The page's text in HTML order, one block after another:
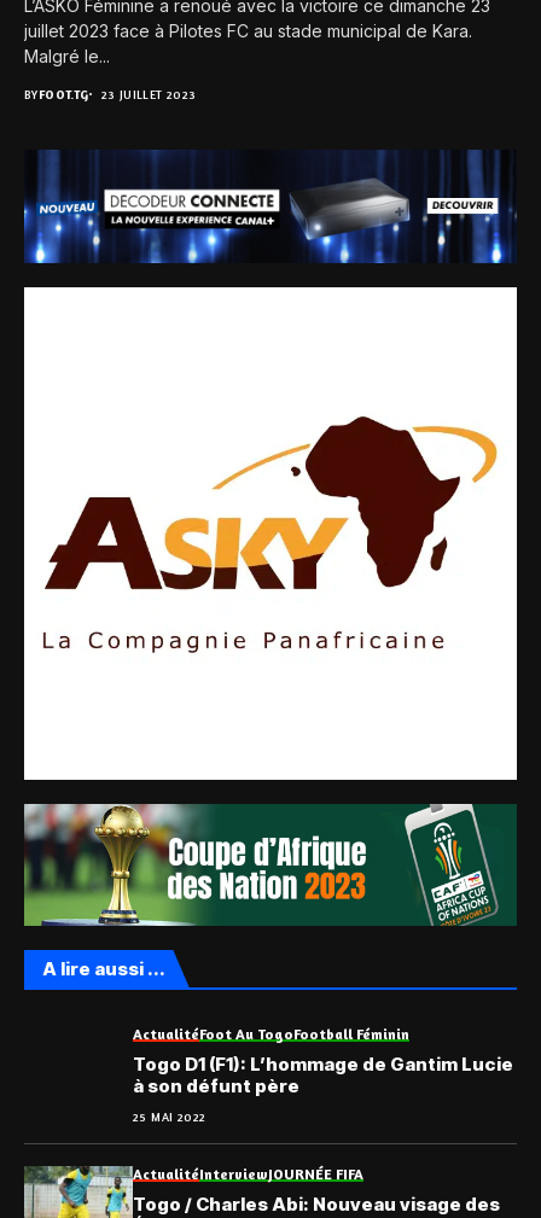
L’ASKO Féminine a renoué avec la victoire ce dimanche 23
juillet 2023 face à Pilotes FC au stade municipal de Kara.
Malgré le...
BYFOOT.TG 23 JUILLET 2023
A lire aussi ...
ActualitéFoot Au TogoFootball Féminin
Togo D1 (F1): L’hommage de Gantim Lucie
à son défunt père
25 MAI 2022
ActualitéInterviewJOURNÉE FIFA
Togo / Charles Abi: Nouveau visage des